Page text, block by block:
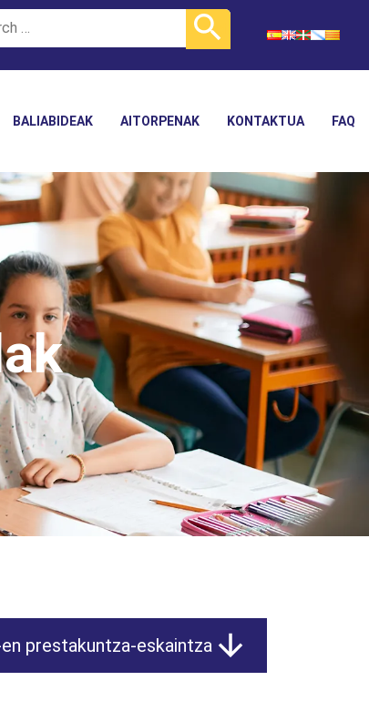
BALIABIDEAK AITORPENAK KONTAKTUA FAQ
prestakuntza-eskaintza